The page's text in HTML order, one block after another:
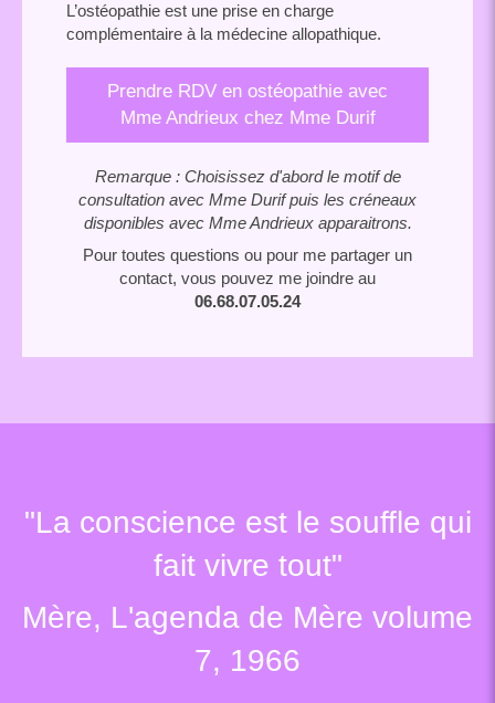
L’ostéopathie est une prise en charge
complémentaire à la médecine allopathique.
Prendre RDV en ostéopathie avec
Mme Andrieux chez Mme Durif
Remarque : Choisissez d'abord le motif de
consultation avec Mme Durif puis les créneaux
disponibles avec Mme Andrieux apparaitrons.
Pour toutes questions ou pour me partager un
contact, vous pouvez me joindre au
06.68.07.05.24
"La conscience est le souffle qui
fait vivre tout"
Mère, L'agenda de Mère volume
7, 1966